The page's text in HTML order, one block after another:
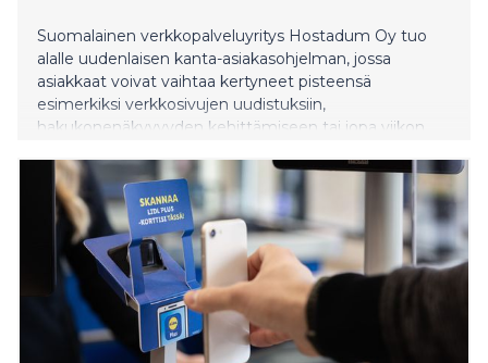
Suomalainen verkkopalveluyritys Hostadum Oy tuo
alalle uudenlaisen kanta-asiakasohjelman, jossa
asiakkaat voivat vaihtaa kertyneet pisteensä
esimerkiksi verkkosivujen uudistuksiin,
hakukonenäkyvyyden kehittämiseen tai jopa viikon
vastaavia pistepohjaisia palkitsemismalleja ei juuri
tunneta verkkosivujen ylläpito- ja hostingpalveluissa.